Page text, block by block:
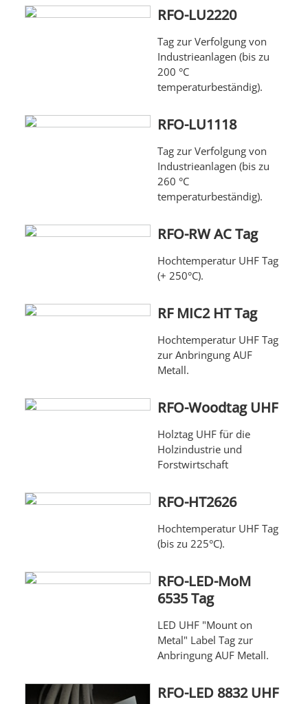
RFO-LU2220
Tag zur Verfolgung von
Industrieanlagen (bis zu
200 °C
temperaturbeständig).
RFO-LU1118
Tag zur Verfolgung von
Industrieanlagen (bis zu
260 °C
temperaturbeständig).
RFO-RW AC Tag
Hochtemperatur UHF Tag
(+ 250°C).
RF MIC2 HT Tag
Hochtemperatur UHF Tag
zur Anbringung AUF
Metall.
RFO-Woodtag UHF
Holztag UHF für die
Holzindustrie und
Forstwirtschaft
RFO-HT2626
Hochtemperatur UHF Tag
(bis zu 225°C).
RFO-LED-MoM
6535 Tag
LED UHF "Mount on
Metal" Label Tag zur
Anbringung AUF Metall.
RFO-LED 8832 UHF